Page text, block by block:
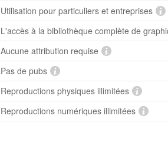
Utilisation pour particuliers et entreprises
L'accès à la bibliothèque complète de
Aucune attribution requise
Pas de pubs
Reproductions physiques illimitées
Reproductions numériques illimitées